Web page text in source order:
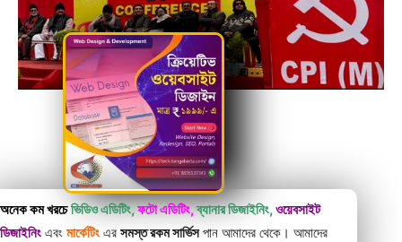
অনেক কম খরচে ভিডিও এডিটিং,ফটো এডিটিং,ব্যানার ডিজাইনিং,ওয়েবসাইট
ডিজাইনিং এবং মার্কেটিং এর সমস্ত রকম সার্ভিসপান আমাদের থেকে। আমাদের